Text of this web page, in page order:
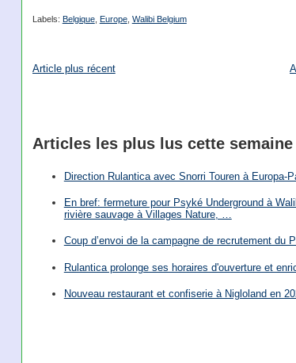
Labels: Belgique, Europe, Walibi Belgium
Article plus récent
Articles les plus lus cette semaine
Direction Rulantica avec Snorri Touren à Europa-
En bref: fermeture pour Psyké Underground à
rivière sauvage à Villages Nature, …
Coup d’envoi de la campagne de recrutement du
Rulantica prolonge ses horaires d'ouverture et
Nouveau restaurant et confiserie à Nigloland en